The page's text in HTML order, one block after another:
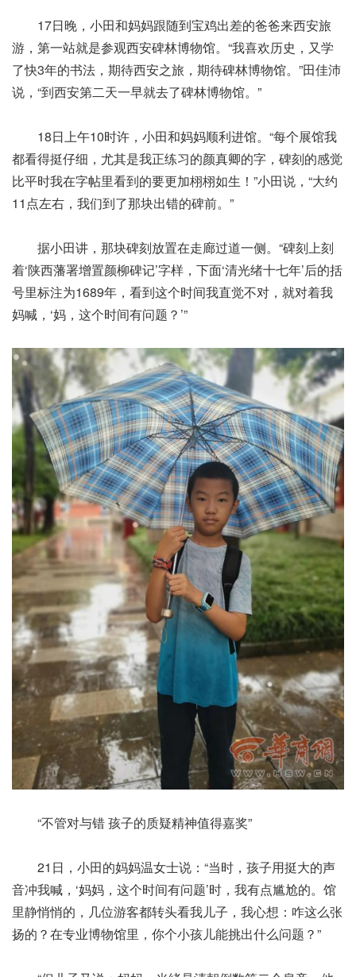
17日晚，小田和妈妈跟随到宝鸡出差的爸爸来西安旅
游，第一站就是参观西安碑林博物馆。“我喜欢历史，又学
了快3年的书法，期待西安之旅，期待碑林博物馆。”田佳沛
说，“到西安第二天一早就去了碑林博物馆。”
18日上午10时许，小田和妈妈顺利进馆。“每个展馆我
都看得挺仔细，尤其是我正练习的颜真卿的字，碑刻的感觉
比平时我在字帖里看到的要更加栩栩如生！”小田说，“大约
11点左右，我们到了那块出错的碑前。”
据小田讲，那块碑刻放置在走廊过道一侧。“碑刻上刻
着‘陕西藩署增置颜柳碑记’字样，下面‘清光绪十七年’后的括
号里标注为1689年，看到这个时间我直觉不对，就对着我
妈喊，‘妈，这个时间有问题？’”
“不管对与错 孩子的质疑精神值得嘉奖”
21日，小田的妈妈温女士说：“当时，孩子用挺大的声
音冲我喊，‘妈妈，这个时间有问题’时，我有点尴尬的。馆
里静悄悄的，几位游客都转头看我儿子，我心想：咋这么张
扬的？在专业博物馆里，你个小孩儿能挑出什么问题？”